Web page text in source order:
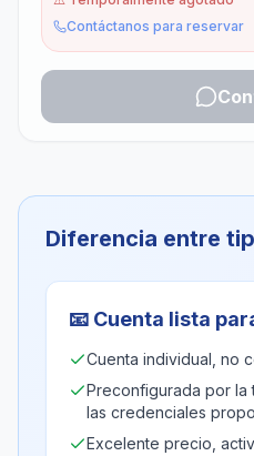
Contáctanos para reservar
Diferencia entre
📧 Cuenta lista
Cuenta individual, no
Preconfigurada por la
las credenciales
Excelente precio,